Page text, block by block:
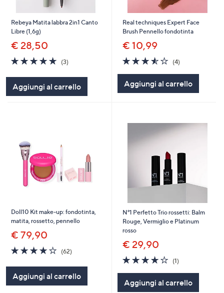
Rebeya Matita labbra 2in1 Canto
Libre (1,6g)
€ 28,50
4.7
of
5
Stars
(3)
Aggiungi al carrello
Real techniques Expert Face
Brush Pennello fondotinta
€ 10,99
3.5
of
Stars
(4)4
Aggiungi al carrello
Doll10 Kit make-up: fondotinta,
matita, rossetto, pennello
€ 79,90
3.9
of
5
Stars
(62)
Aggiungi al carrello
N°1 Perfetto Trio rossetti: Balm
Rouge, Vermiglio e Platinum
rosso
€ 29,90
4.0
of
5
Stars
(1)
Aggiungi al carrello